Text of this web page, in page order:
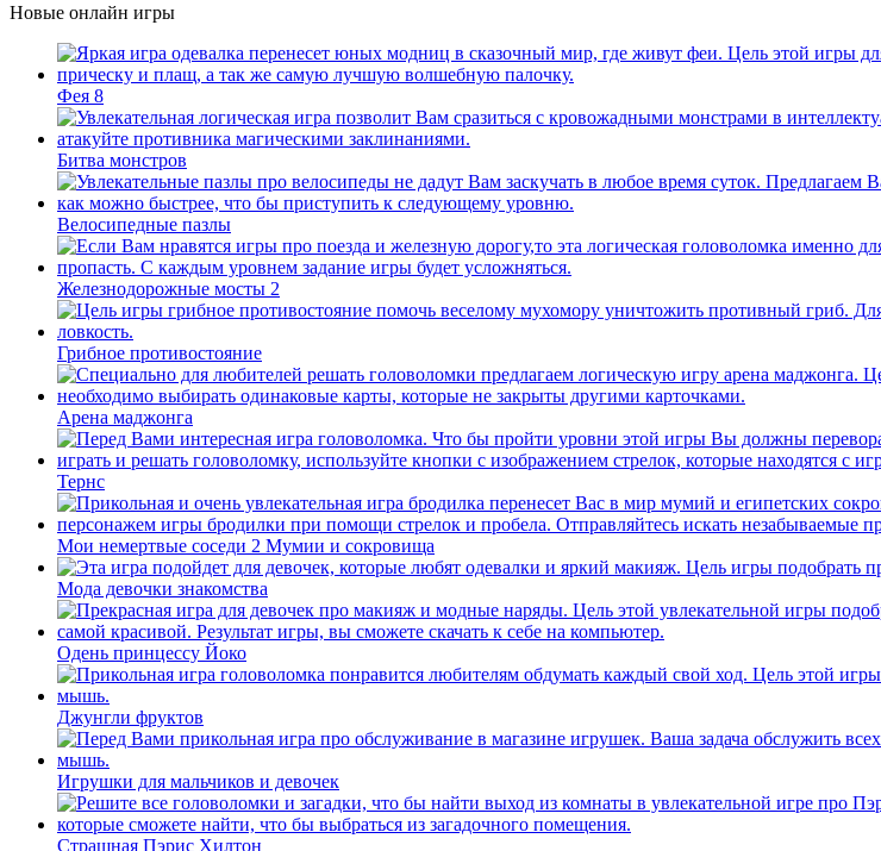
Новые онлайн игры
Фея 8
Битва монстров
Велосипедные пазлы
Железнодорожные мосты 2
Грибное противостояние
Арена маджонга
Тернс
Мои немертвые соседи 2 Мумии и сокровища
Мода девочки знакомства
Одень принцессу Йоко
Джунгли фруктов
Игрушки для мальчиков и девочек
Страшная Пэрис Хилтон